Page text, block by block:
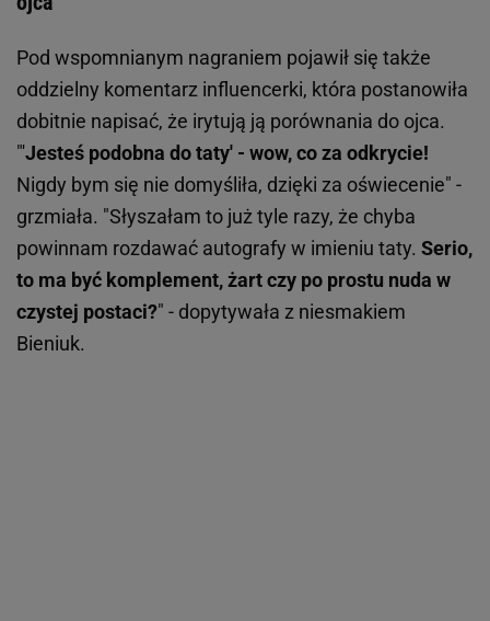
Pod wspomnianym nagraniem pojawił się także
oddzielny komentarz influencerki, która postanowiła
dobitnie napisać, że irytują ją porównania do ojca.
"'Jesteś podobna do taty' - wow, co za odkrycie!
Nigdy bym się nie domyśliła, dzięki za oświecenie" -
grzmiała. "Słyszałam to już tyle razy, że chyba
powinnam rozdawać autografy w imieniu taty. Serio,
to ma być komplement, żart czy po prostu nuda w
czystej postaci?" - dopytywała z niesmakiem
Bieniuk.